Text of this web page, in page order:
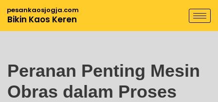
pesankaosjogja.com
Bikin Kaos Keren
Peranan Penting Mesin
Obras dalam Proses